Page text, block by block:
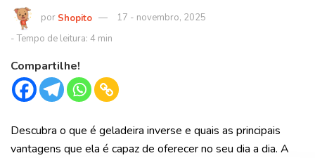
Shopito 17 - novembro, 2025
Compartilhe!
Descubra o que é geladeira inverse e quais as principais
vantagens que ela é capaz de oferecer no seu dia a dia. A